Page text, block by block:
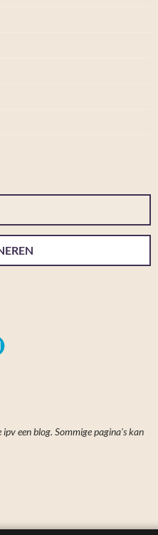
een blog. Sommige pagina's kan